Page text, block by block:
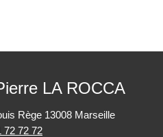
LA ROCCA
Rège 13008 Marseille
72 72 72